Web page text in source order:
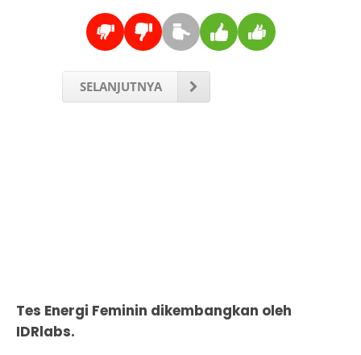
SELANJUTNYA
Tes Energi Feminin dikembangkan oleh
IDRlabs.